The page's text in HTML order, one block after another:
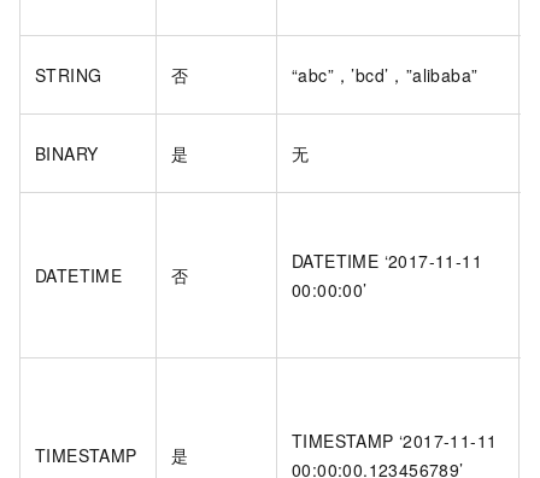
STRING 否 “abc”，’bcd’，”alibaba”
BINARY 是 无
DATETIME 否
DATETIME ‘2017-11-11
00:00:00’
TIMESTAMP 是
TIMESTAMP ‘2017-11-11
00:00:00.123456789’